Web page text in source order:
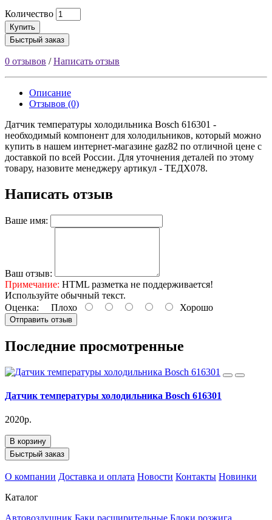
Количество
Купить
Быстрый заказ
0 отзывов /Написать отзыв
Описание
Отзывов (0)
Датчик температуры холодильника Bosch 616301 -
необходимый компонент для холодильников, который можно
купить в нашем интернет-магазине gaz82 по отличной цене с
доставкой по всей России. Для уточнения деталей по этому
товару, назовите менеджеру артикул - ТЕДХ078.
Написать отзыв
Ваше имя:
Ваш отзыв:
Примечание: HTML разметка не поддерживается!
Используйте обычный текст.
Оценка: Плохо Хорошо
Отправить отзыв
Последние просмотренные
Датчик температуры холодильника Bosch 616301
2020р.
В корзину
Быстрый заказ
О компании Доставка и оплата Новости Контакты Новинки
Каталог